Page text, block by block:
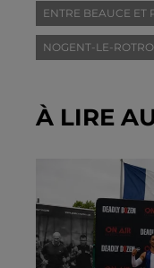
ENTRE BEAUCE ET
NOGENT-LE-
À LIRE